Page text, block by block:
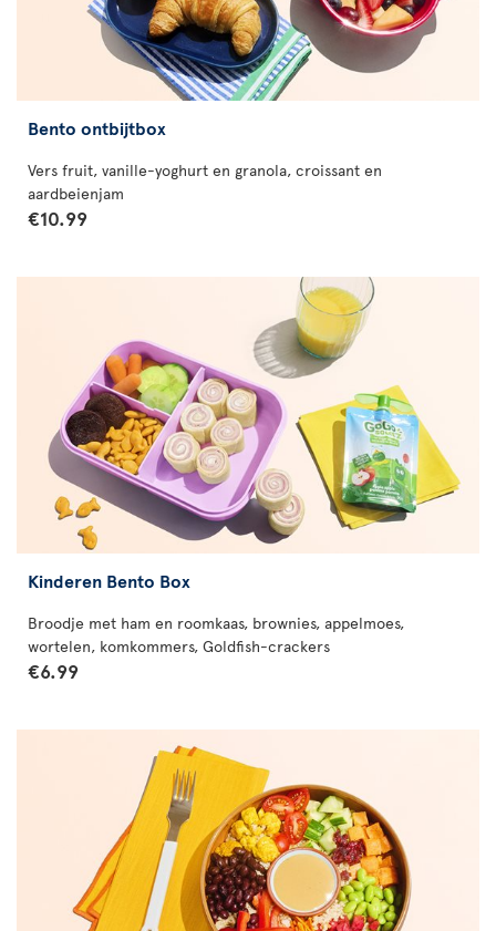
Bento ontbijtbox
Vers fruit, vanille-yoghurt en granola, croissant en
aardbeienjam
€10.99
Kinderen Bento Box
Broodje met ham en roomkaas, brownies, appelmoes,
wortelen, komkommers, Goldfish-crackers
€6.99